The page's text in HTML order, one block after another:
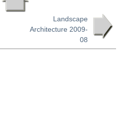
Landscape
Architecture 2009-
08